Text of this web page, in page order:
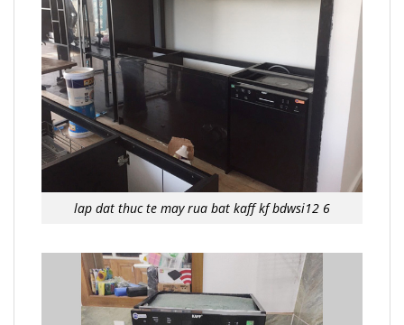
lap dat thuc te may rua bat kaff kf bdwsi12 6